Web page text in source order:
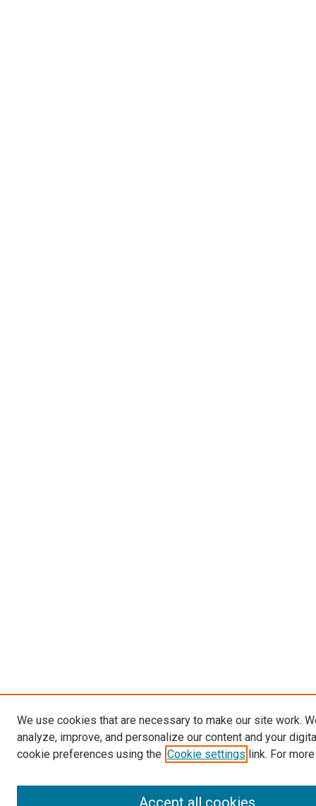
We use cookies that are necessary to make our site work.
analyze, improve, and personalize our content and your
cookie preferences using the Cookie settings link. For
Accept all cookies